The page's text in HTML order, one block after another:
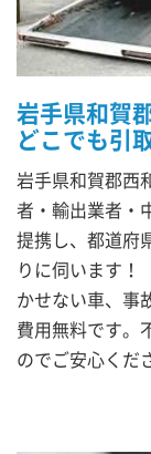
岩手県和賀
どこでも引
岩手県和賀郡西
者・輸出業者・
提携し、都道府
りに伺います！
かせない車、事
費用無料です。
のでご安心くだ